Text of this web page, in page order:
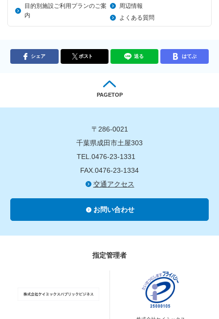
目的別施設ご利用プランのご案
内
周辺情報
よくある質問
シェア ポスト 送る はてぶ
PAGETOP
〒286-0021
千葉県成田市土屋303
TEL.0476-23-1331
FAX.0476-23-1334
交通アクセス
お問い合わせ
指定管理者